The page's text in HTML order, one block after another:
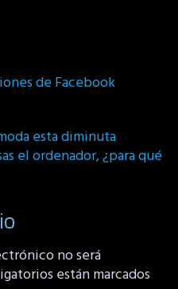
de Facebook
esta diminuta
el ordenador, ¿para qué
no será
están marcados